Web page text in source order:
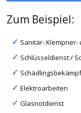
Zum Beispiel:
Sanitär-
Schlüsseldienst /
Elektroarbeiten
Glasnotdienst